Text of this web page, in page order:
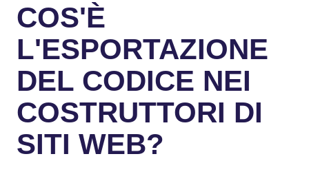
COS'È
L'ESPORTAZIONE
DEL CODICE NEI
COSTRUTTORI DI
SITI WEB?